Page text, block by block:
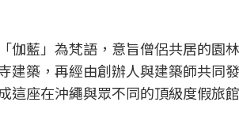
伽藍」為梵語，意旨僧侶共居的園
建築，再經由創辦人與建築師共同
這座在沖繩與眾不同的頂級度假旅館